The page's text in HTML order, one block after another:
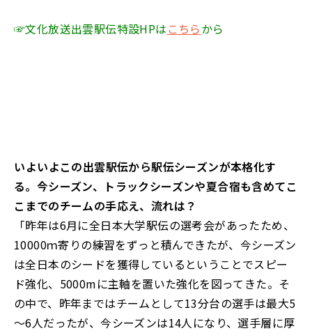
☞文化放送出雲駅伝特設HPは こちらから
――いよいよこの出雲駅伝から駅伝シーズンが本格化す
る。今シーズン、トラックシーズンや夏合宿も含めてこ
こまでのチームの手応え、流れは？
「昨年は6月に全日本大学駅伝の選考会があったため、
10000ｍ寄りの練習をずっと積んできたが、今シーズン
は全日本のシードを獲得しているということでスピー
ド強化、5000mに主軸を置いた強化を図ってきた。そ
の中で、昨年まではチームとして13分台の選手は最大5
～6人だったが、今シーズンは14人になり、選手層に厚